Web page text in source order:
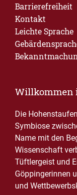
Barrierefreiheit
Kontakt
Leichte Sprache
Willkommen
Die
Symbiose
Name mit den
Wissenschaft
Tüftlergeist und
Göppingerinnen
und